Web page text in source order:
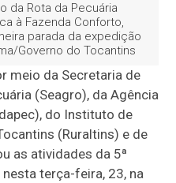
da Rota da Pecuária
à Fazenda Conforto,
parada da expedição
Governo do Tocantins
meio da Secretaria de
(Seagro), da Agência
do Instituto de
(Ruraltins) e de
as atividades da 5ª
terça-feira, 23, na